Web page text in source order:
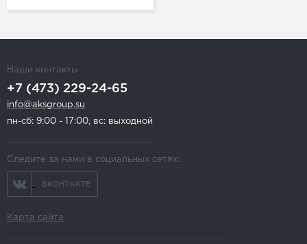
Наши контакты
+7 (473) 229-24-65
info@aksgroup.su
пн-сб: 9:00 - 17:00, вс: выходной
Следите за нами в социальных сетях:
ВКОНТАКТЕ
Карта сайта